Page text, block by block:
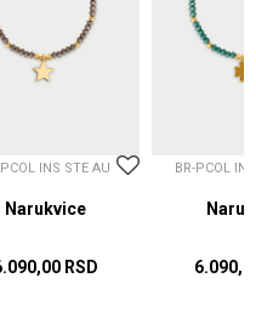
INS STE AU
Narukvice
RSD
BR-PCOL